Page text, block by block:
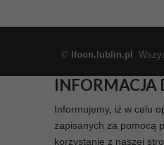
© lfoon.lublin.pl .
INFORMACJA
Informujemy, iż w celu
zapisanych za pomocą
korzystanie z naszej